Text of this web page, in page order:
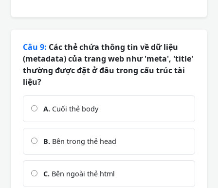
Câu 9: Các thẻ chứa thông tin về dữ liệu
(metadata) của trang web như 'meta', 'title'
thường được đặt ở đâu trong cấu trúc tài
liệu?
A. Cuối thẻ body
B. Bên trong thẻ head
C. Bên ngoài thẻ html